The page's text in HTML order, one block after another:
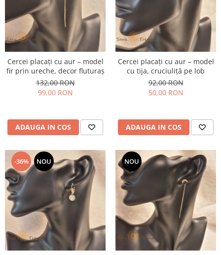
Cercei placați cu aur – model
fir prin ureche, decor fluturaș
132,00 RON
99,00 RON
ADAUGA IN COS
Cercei placați cu aur – model
cu tija, cruciuliță pe lob
92,00 RON
50,00 RON
ADAUGA IN COS
-36% NOU NOU